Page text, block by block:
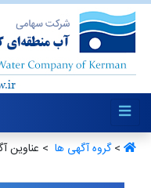
>گروه آگهی ها ‏ > عناوین